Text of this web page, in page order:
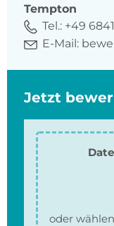
Tempton
Tel.: +49
E-Mail:
Jetzt
oder